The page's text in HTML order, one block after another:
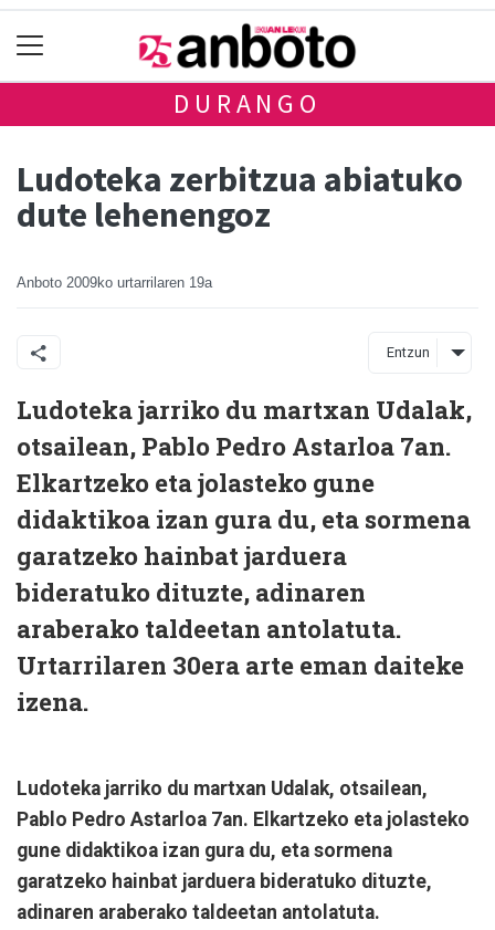
DURANGO
Ludoteka zerbitzua abiatuko
dute lehenengoz
Anboto 2009ko urtarrilaren 19a
Entzun
Ludoteka jarriko du martxan Udalak,
otsailean, Pablo Pedro Astarloa 7an.
Elkartzeko eta jolasteko gune
didaktikoa izan gura du, eta sormena
garatzeko hainbat jarduera
bideratuko dituzte, adinaren
araberako taldeetan antolatuta.
Urtarrilaren 30era arte eman daiteke
izena.
Ludoteka jarriko du martxan Udalak, otsailean,
Pablo Pedro Astarloa 7an. Elkartzeko eta jolasteko
gune didaktikoa izan gura du, eta sormena
garatzeko hainbat jarduera bideratuko dituzte,
adinaren araberako taldeetan antolatuta.